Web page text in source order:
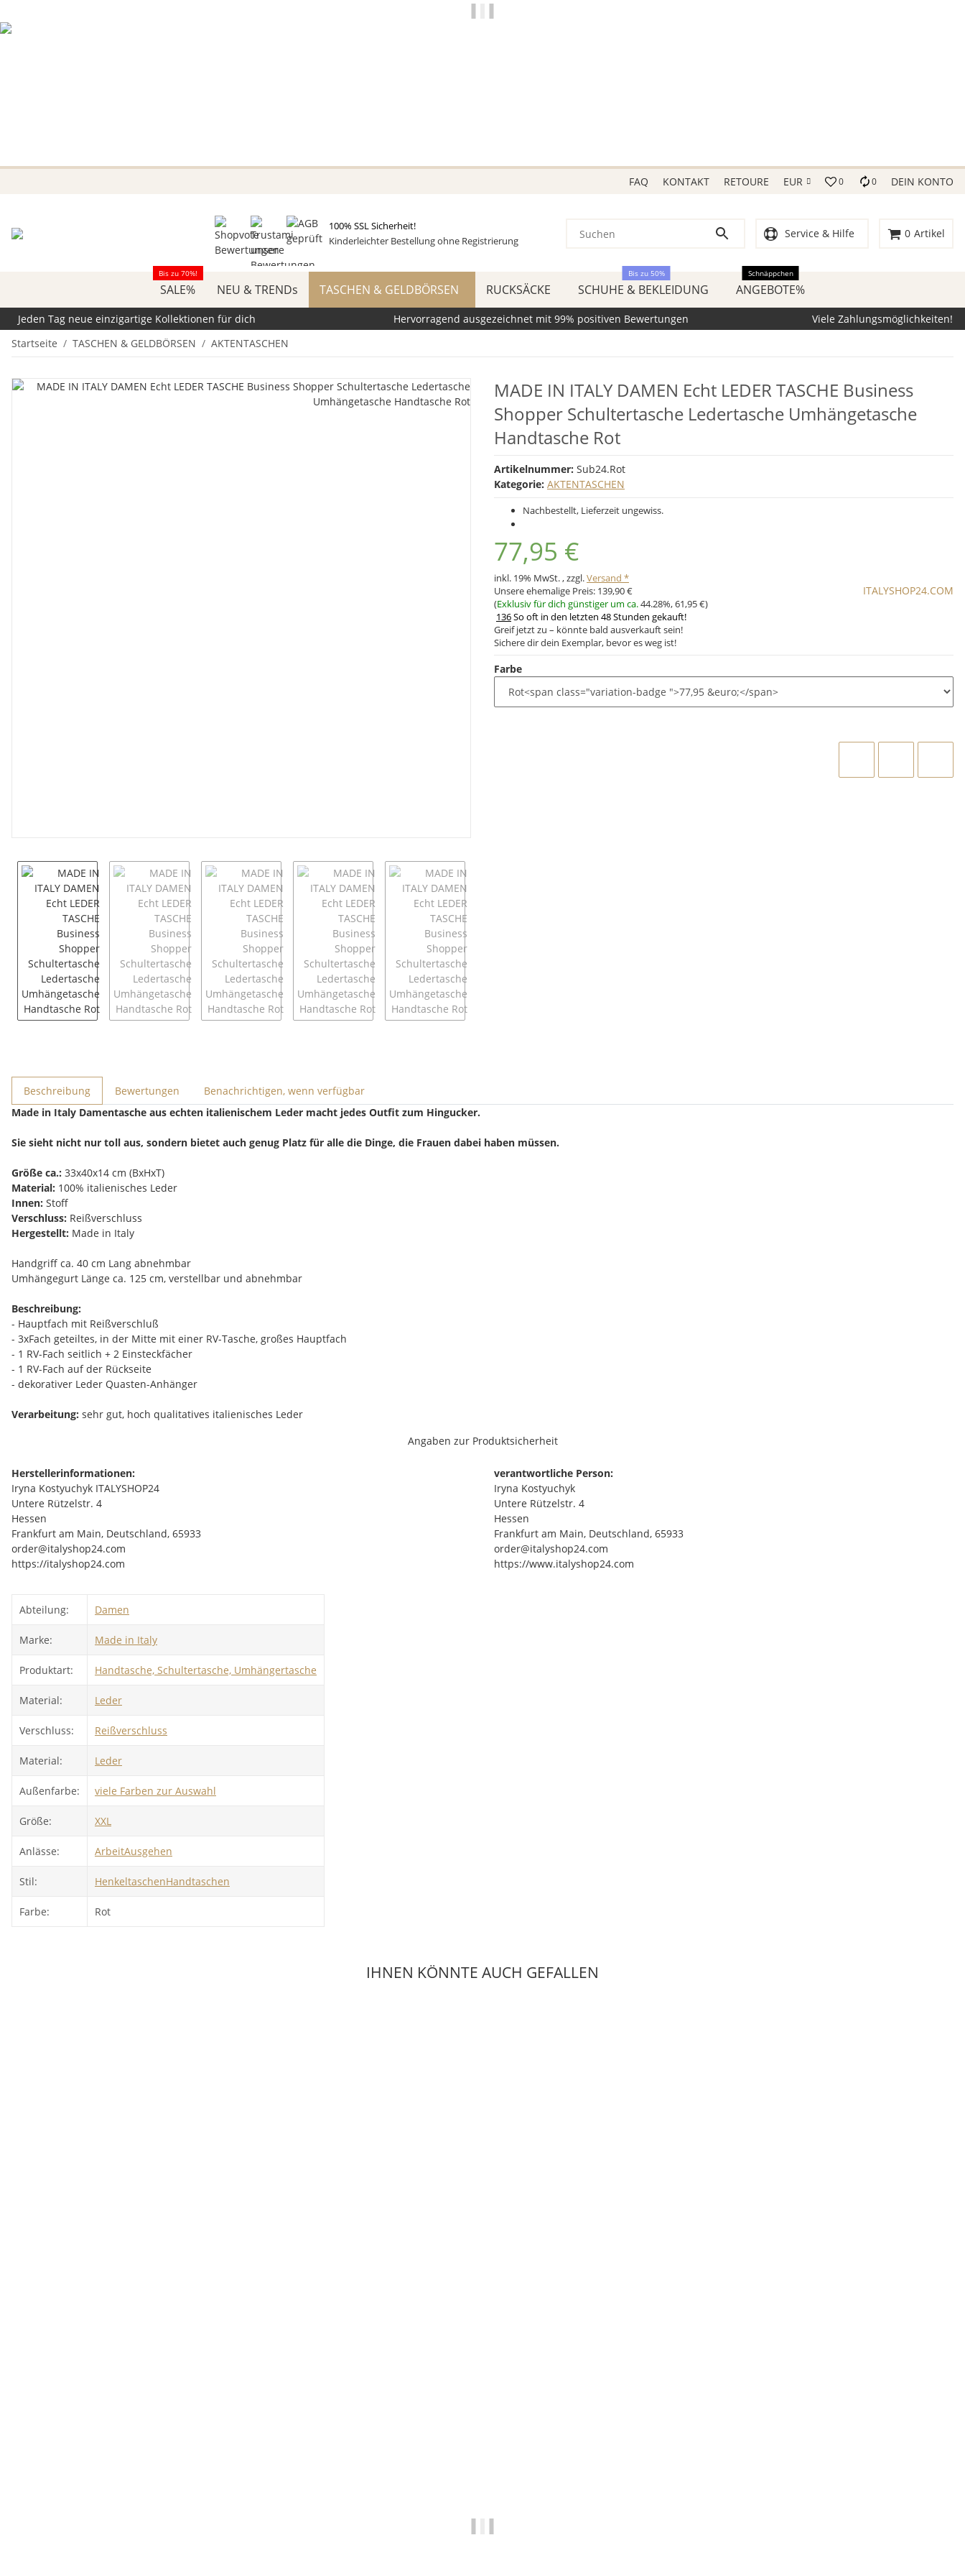
FAQ KONTAKT RETOURE EUR 0 0 DEIN KONTO
100% SSL Sicherheit!
Kinderleichter Bestellung ohne Registrierung
Service & Hilfe 0 Artikel
SALE%
Bis zu 70%!
NEU & TRENDs TASCHEN & GELDBÖRSEN RUCKSÄCKE SCHUHE & BEKLEIDUNG
Bis zu 50%
ANGEBOTE%
Schnäppchen
Jeden Tag neue einzigartige Kollektionen für dich Hervorragend ausgezeichnet mit 99% positiven Bewertungen
Viele Zahlungsmöglichkeiten!
Startseite
TASCHEN & GELDBÖRSEN AKTENTASCHEN
MADE IN ITALY DAMEN Echt LEDER TASCHE Business
Shopper Schultertasche Ledertasche Umhängetasche
Handtasche Rot
Artikelnummer: Sub24.Rot
Kategorie: AKTENTASCHEN
Nachbestellt, Lieferzeit ungewiss.
77,95 €
inkl. 19% MwSt. , zzgl.Versand *
Unsere ehemalige Preis: 139,90 €
(Exklusiv für dich günstiger um ca.44.28%,61,95 €)
136So oft in den letzten 48 Stunden gekauft!
Greif jetzt zu – könnte bald ausverkauft sein!
Sichere dir dein Exemplar, bevor es weg ist!
ITALYSHOP24.COM
Farbe
Beschreibung Bewertungen
Benachrichtigen, wenn verfügbar
Made in Italy Damentasche aus echten italienischem Leder macht jedes Outfit zum Hingucker.
Sie sieht nicht nur toll aus, sondern bietet auch genug Platz für alle die Dinge, die Frauen dabei haben müssen.
Größe ca.: 33x40x14 cm (BxHxT)
Material: 100% italienisches Leder
Innen: Stoff
Verschluss: Reißverschluss
Hergestellt: Made in Italy
Handgriff ca. 40 cm Lang abnehmbar
Umhängegurt Länge ca. 125 cm, verstellbar und abnehmbar
Beschreibung:
- Hauptfach mit Reißverschluß
- 3xFach geteiltes, in der Mitte mit einer RV-Tasche, großes Hauptfach
- 1 RV-Fach seitlich + 2 Einsteckfächer
- 1 RV-Fach auf der Rückseite
- dekorativer Leder Quasten-Anhänger
Verarbeitung: sehr gut, hoch qualitatives italienisches Leder
Angaben zur Produktsicherheit
Herstellerinformationen:
Iryna Kostyuchyk ITALYSHOP24
Untere Rützelstr. 4
Hessen
Frankfurt am Main, Deutschland, 65933
order@italyshop24.com
https://italyshop24.com
verantwortliche Person:
Iryna Kostyuchyk
Untere Rützelstr. 4
Hessen
Frankfurt am Main, Deutschland, 65933
order@italyshop24.com
https://www.italyshop24.com
Abteilung: Damen
Marke: Made in Italy
Produktart: Handtasche, Schultertasche, Umhängertasche
Material: Leder
Verschluss: Reißverschluss
Material: Leder
Außenfarbe: viele Farben zur Auswahl
Größe: XXL
Anlässe: ArbeitAusgehen
Stil: HenkeltaschenHandtaschen
Farbe: Rot
IHNEN KÖNNTE AUCH GEFALLEN